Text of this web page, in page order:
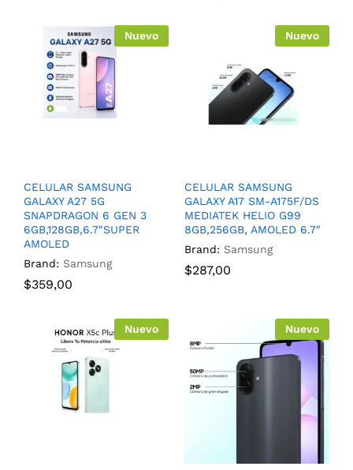
Nuevo
CELULAR SAMSUNG
GALAXY A27 5G
SNAPDRAGON 6 GEN 3
6GB,128GB,6.7″SUPER
AMOLED
Brand: Samsung
$359,00
Nuevo
CELULAR SAMSUNG
GALAXY A17 SM-A175F/DS
MEDIATEK HELIO G99
8GB,256GB, AMOLED 6.7″
Brand: Samsung
$287,00
Nuevo Nuevo